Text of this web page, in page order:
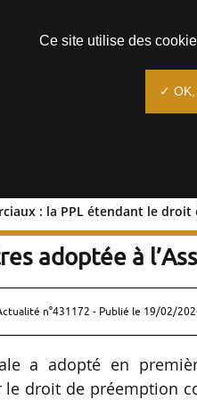
: la PPL étendant le
: la PPL
adoptée à
n°431172 - Publié le 19/02/
a adopté en
droit de préemption
Ce site utilise des
✓